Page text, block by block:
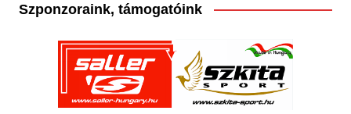
Szponzoraink, támogatóink